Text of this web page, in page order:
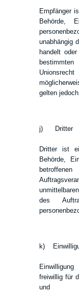
Empfänger
Behörde,
unabhängig
handelt
gelten
j) Dritter
Dritter ist
Behörde,
des
k)
freiwillig für
und